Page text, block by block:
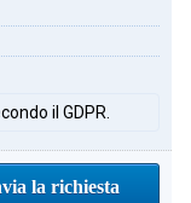
il GDPR.